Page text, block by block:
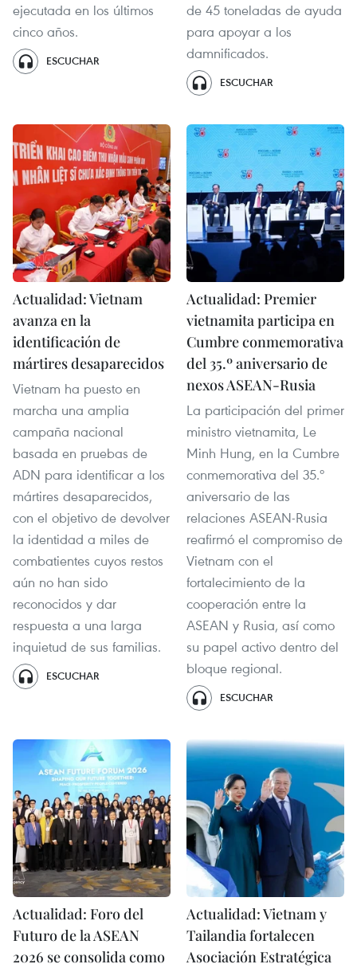
ejecutada en los últimos
cinco años.
ESCUCHAR
de 45 toneladas de ayuda
para apoyar a los
damnificados.
ESCUCHAR
Actualidad: Vietnam
avanza en la
identificación de
mártires desaparecidos
Vietnam ha puesto en
marcha una amplia
campaña nacional
basada en pruebas de
ADN para identificar a los
mártires desaparecidos,
con el objetivo de devolver
la identidad a miles de
combatientes cuyos restos
aún no han sido
reconocidos y dar
respuesta a una larga
inquietud de sus familias.
ESCUCHAR
Actualidad: Premier
vietnamita participa en
Cumbre conmemorativa
del 35.º aniversario de
nexos ASEAN-Rusia
La participación del primer
ministro vietnamita, Le
Minh Hung, en la Cumbre
conmemorativa del 35.º
aniversario de las
relaciones ASEAN-Rusia
reafirmó el compromiso de
Vietnam con el
fortalecimiento de la
cooperación entre la
ASEAN y Rusia, así como
su papel activo dentro del
bloque regional.
ESCUCHAR
Actualidad: Foro del
Futuro de la ASEAN
2026 se consolida como
Actualidad: Vietnam y
Tailandia fortalecen
Asociación Estratégica